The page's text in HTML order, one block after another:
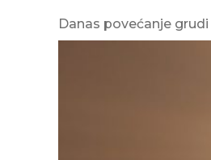
Danas povećanje